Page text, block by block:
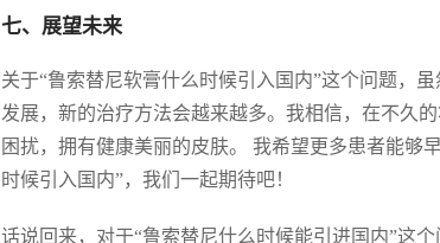
七、展望未来
关于“鲁索替尼软膏什么时候引入国内”这个问题，
发展，新的治疗方法会越来越多。我相信，在不久
困扰，拥有健康美丽的皮肤。 我希望更多患者能够
时候引入国内”，我们一起期待吧！
话说回来，对于“鲁索替尼什么时候能引进国内”这